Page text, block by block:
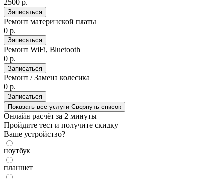
2500 р.
Записаться
Ремонт материнской платы
0 р.
Записаться
Ремонт WiFi, Bluetooth
0 р.
Записаться
Ремонт / Замена колесика
0 р.
Записаться
Показать все услуги Свернуть список
Онлайн расчёт за 2 минуты
Пройдите тест и получите скидку
Ваше устройство?
ноутбук
планшет